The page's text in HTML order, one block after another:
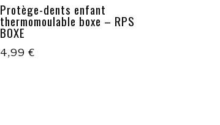
Protège-dents enfant
thermomoulable boxe – RPS
BOXE
4,99€